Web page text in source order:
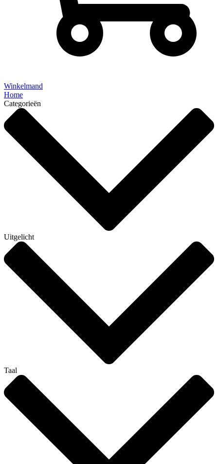
Winkelmand
Home
Categorieën
Uitgelicht
Taal